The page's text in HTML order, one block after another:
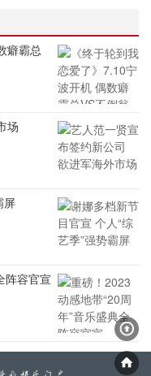
癖霸总
场
屏
阵容官宣